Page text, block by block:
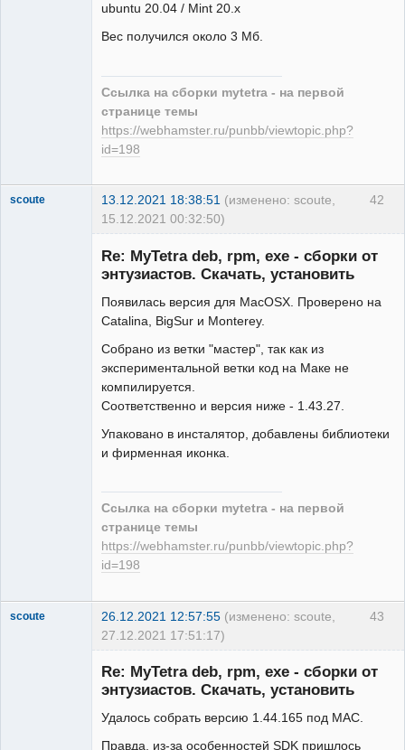
ubuntu 20.04 / Mint 20.x
Вес получился около 3 Мб.
Ссылка на сборки mytetra - на первой
странице темы
https://webhamster.ru/punbb/viewtopic.php?
id=198
42
scoute 13.12.2021 18:38:51 (изменено: scoute,
15.12.2021 00:32:50)
Re: MyTetra deb, rpm, exe - сборки от
энтузиастов. Скачать, установить
Появилась версия для MacOSX. Проверено на
Catalina, BigSur и Monterey.
Собрано из ветки "мастер", так как из
экспериментальной ветки код на Маке не
компилируется.
Соответственно и версия ниже - 1.43.27.
Упаковано в инсталятор, добавлены библиотеки
и фирменная иконка.
Ссылка на сборки mytetra - на первой
странице темы
https://webhamster.ru/punbb/viewtopic.php?
id=198
43
scoute 26.12.2021 12:57:55 (изменено: scoute,
27.12.2021 17:51:17)
Re: MyTetra deb, rpm, exe - сборки от
энтузиастов. Скачать, установить
Удалось собрать версию 1.44.165 под МАС.
Правда, из-за особенностей SDK пришлось